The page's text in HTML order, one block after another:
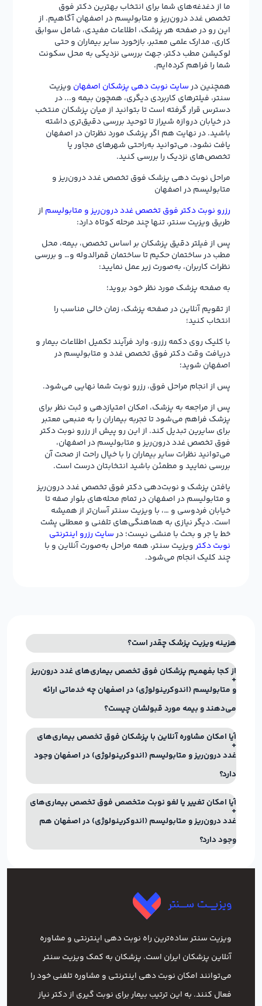
ما از دغدغه‌های شما برای انتخاب بهترین دکتر فوق
تخصص غدد درون‌ریز و متابولیسم در اصفهان آگاهیم. از
این رو در صفحه هر پزشک، اطلاعات مفیدی، شامل سوابق
کاری، مدارک علمی معتبر، بازخورد سایر بیماران و حتی
لوکیشن مطب دکتر، جهت بررسی نزدیکی به محل سکونت
شما را فراهم کرده‌ایم.
همچنین درسایت نوبت دهی پزشکان اصفهان ویزیت
سنتر، فیلترهای کاربردی دیگری، همچون بیمه و... در
دسترس قرار گرفته است تا بتوانید از میان پزشکان منتخب
در خیابان دروازه شیراز تا توحید بررسی دقیق‌تری داشته
باشید. در نهایت هم اگر پزشک مورد نظرتان در اصفهان
یافت نشود، می‌توانید به‌راحتی شهرهای مجاور یا
تخصص‌های نزدیک را بررسی کنید.
مراحل نوبت دهی پزشک فوق تخصص غدد درون‌ریز و
متابولیسم در اصفهان
رزرو نوبت دکتر فوق تخصص غدد درون‌ریز و متابولیسم از
طریق ویزیت سنتر، تنها چند مرحله کوتاه دارد:
پس از فیلتر دقیق پزشکان بر اساس تخصص، بیمه، محل
مطب در ساختمان حکیم تا ساختمان قمرالدوله و… و بررسی
نظرات کاربران، به‌صورت زیر عمل نمایید:
به صفحه پزشک مورد نظر خود بروید؛
از تقویم آنلاین در صفحه پزشک، زمان خالی مناسب را
انتخاب کنید؛
با کلیک روی دکمه رزرو، وارد فرآیند تکمیل اطلاعات بیمار و
دریافت وقت دکتر فوق تخصص غدد و متابولیسم در
اصفهان شوید؛
پس از انجام مراحل فوق، رزرو نوبت شما نهایی می‌شود.
پس از مراجعه به پزشک، امکان امتیازدهی و ثبت نظر برای
پزشک فراهم می‌شود تا تجربه بیماران را به منبعی معتبر
برای سایرین تبدیل کند. از این رو پیش از رزرو نوبت دکتر
فوق تخصص غدد درون‌ریز و متابولیسم در اصفهان،
می‌توانید نظرات سایر بیماران را با خیال راحت از صحت آن
بررسی نمایید و مطمئن باشید انتخابتان درست است.
یافتن پزشک و نوبت‌دهی دکتر فوق تخصص غدد درون‌ریز
و متابولیسم در اصفهان در تمام محله‌های بلوار صفه تا
خیابان فردوسی و …، با ویزیت سنتر آسان‌تر از همیشه
است. دیگر نیازی به هماهنگی‌های تلفنی و معطلی پشت
خط یا جر و بحث با منشی نیست؛ درسایت رزرو اینترنتی
نوبت دکترویزیت سنتر، همه مراحل به‌صورت آنلاین و با
چند کلیک انجام می‌شود.
هزینه ویزیت پزشک چقدر است؟
از کجا بفهمیم پزشکان فوق تخصص بیماری‌های غدد درون‌ریز
و متابولیسم (اندوکرینولوژی) در اصفهان چه خدماتی ارائه
می‌دهند و بیمه مورد قبولشان چیست؟
آیا امکان مشاوره آنلاین با پزشکان فوق تخصص بیماری‌های
غدد درون‌ریز و متابولیسم (اندوکرینولوژی) در اصفهان وجود
دارد؟
آیا امکان تغییر یا لغو نوبت متخصص فوق تخصص بیماری‌های
غدد درون‌ریز و متابولیسم (اندوکرینولوژی) در اصفهان هم
وجود دارد؟
ویزیت سنتر ساده‌ترین راه نوبت‌ دهی اینترنتی و مشاوره
آنلاین پزشکان ایران است. پزشکان به کمک ویزیت سنتر
می‌توانند امکان نوبت دهی اینترنتی و مشاوره تلفنی خود را
فعال کنند. به این ترتیب بیمار برای نوبت گیری از دکتر نیاز